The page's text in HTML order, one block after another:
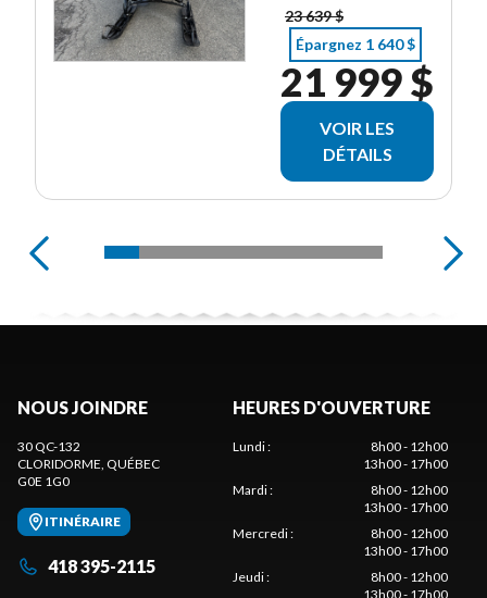
23 639 $
Épargnez 1 640 $
21 999 $
VOIR LES
DÉTAILS
NOUS JOINDRE
30 QC-132
CLORIDORME, QUÉBEC
G0E 1G0
ITINÉRAIRE
418 395-2115
HEURES D'OUVERTURE
Lundi:
8h00 - 12h00
13h00 - 17h00
Mardi:
8h00 - 12h00
13h00 - 17h00
Mercredi:
8h00 - 12h00
13h00 - 17h00
Jeudi:
8h00 - 12h00
13h00 - 17h00